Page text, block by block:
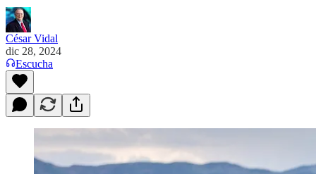
César Vidal
dic 28, 2024
Escucha